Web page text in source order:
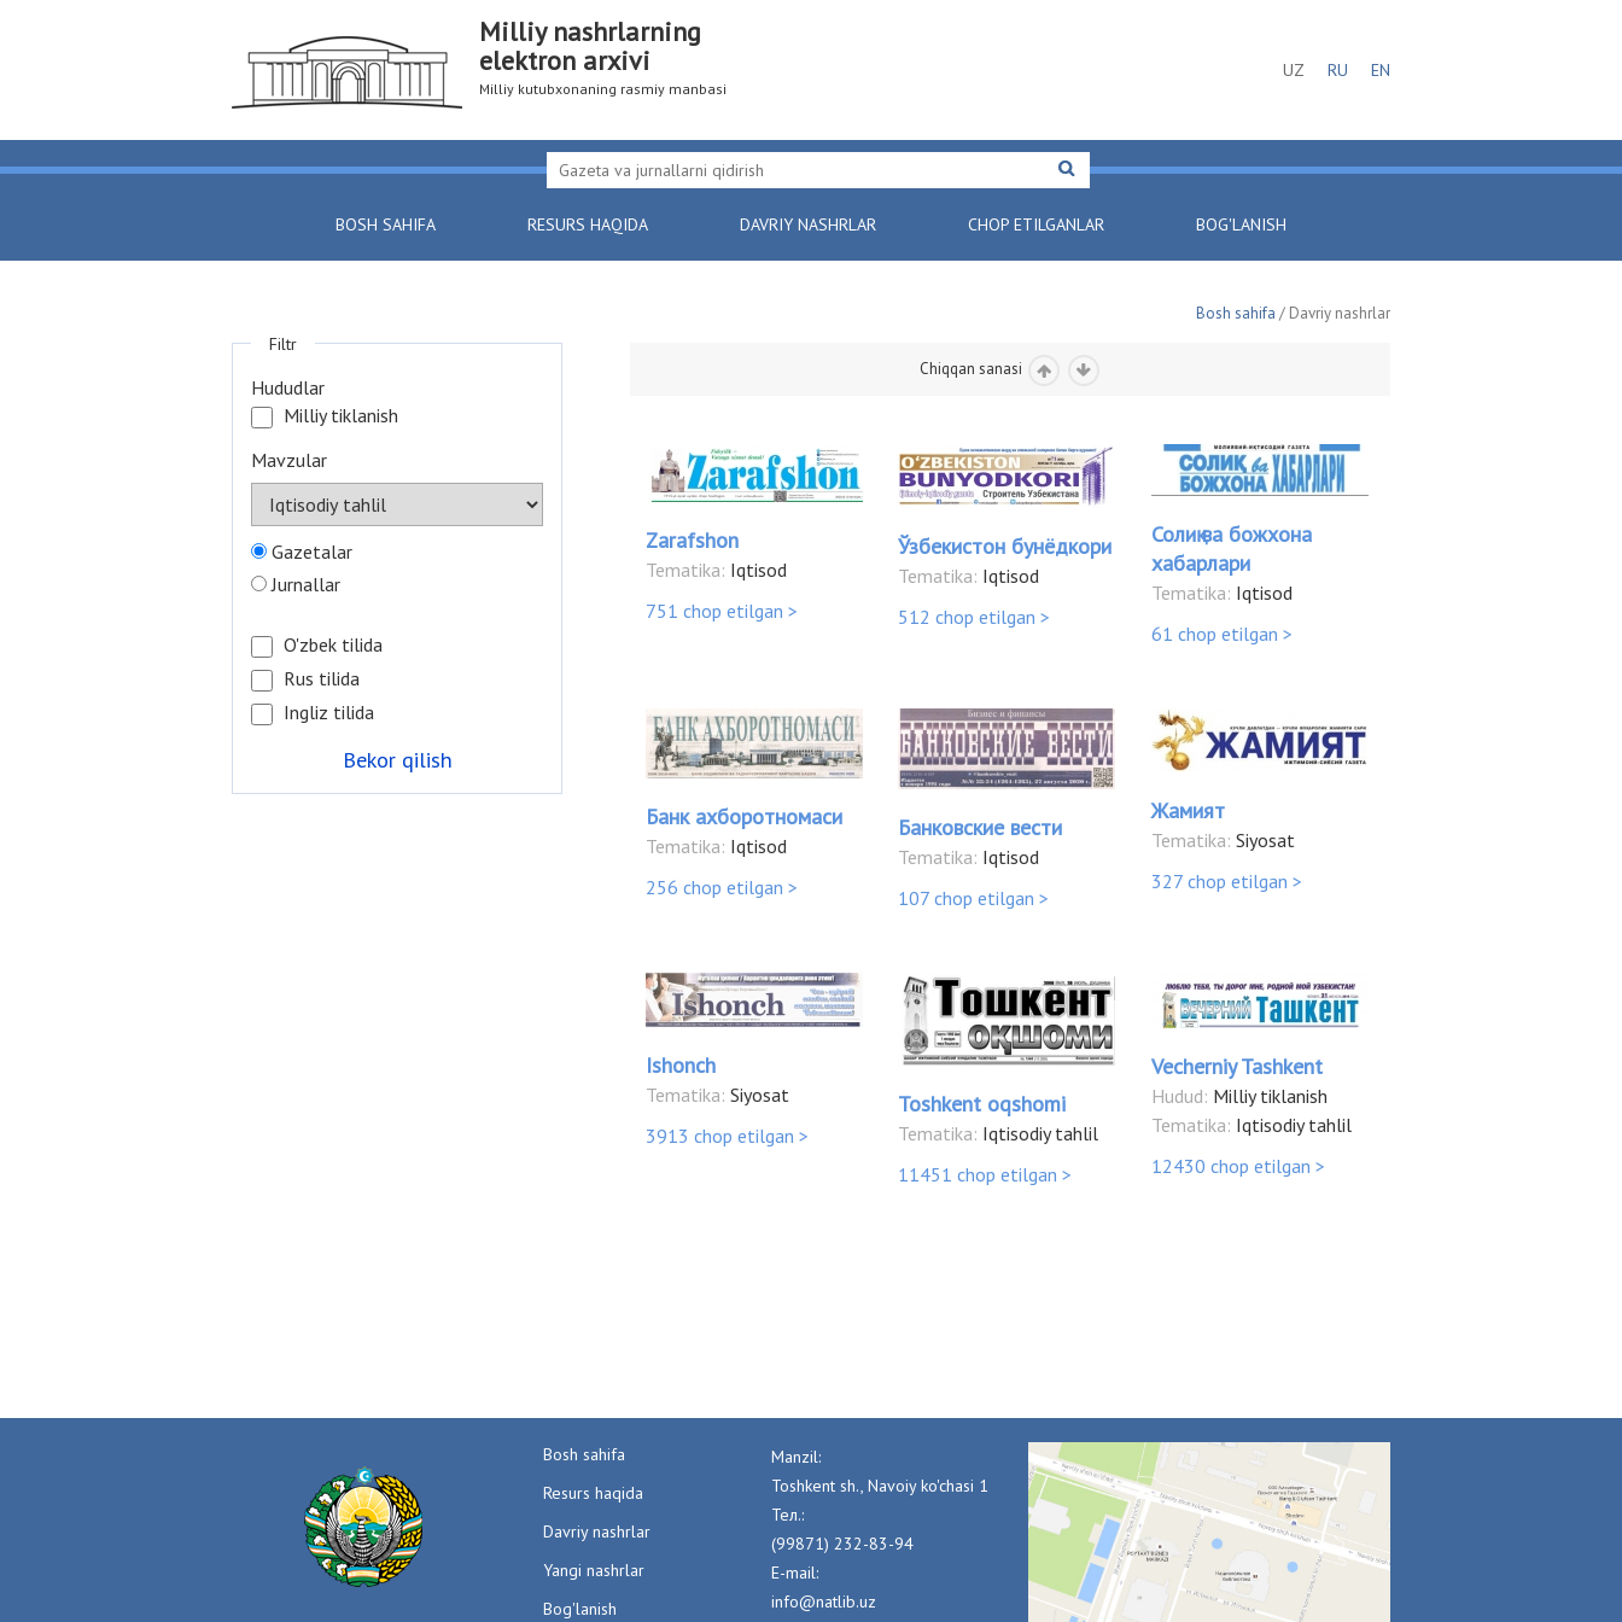
Milliy nashrlarning
elektron arxivi
Milliy kutubxonaning rasmiy manbasi
UZ RU EN
BOSH SAHIFA RESURS HAQIDA DAVRIY NASHRLAR CHOP ETILGANLAR BOG'LANISH
Bosh sahifa / Davriy nashrlar
Chiqqan sanasi
Zarafshon
Tematika: Iqtisod
751 chop etilgan >
Ўзбекистон бунёдкори
Tematika: Iqtisod
512 chop etilgan >
Солиқ ва божхона
хабарлари
Tematika: Iqtisod
61 chop etilgan >
Банк ахборотномаси
Tematika: Iqtisod
256 chop etilgan >
Банковские вести
Tematika: Iqtisod
107 chop etilgan >
Жамият
Tematika: Siyosat
327 chop etilgan >
Ishonch
Tematika: Siyosat
3913 chop etilgan >
Toshkent oqshomi
Tematika: Iqtisodiy tahlil
11451 chop etilgan >
Vecherniy Tashkent
Hudud: Milliy tiklanish
Tematika: Iqtisodiy tahlil
12430 chop etilgan >
Filtr
Hududlar
Milliy tiklanish
Mavzular
Gazetalar
Jurnallar
O'zbek tilida
Rus tilida
Ingliz tilida
Bekor qilish
Bosh sahifa
Resurs haqida
Davriy nashrlar
Yangi nashrlar
Bog'lanish
Manzil:
Toshkent sh., Navoiy ko'chasi 1
Тел.:
(99871) 232-83-94
E-mail:
info@natlib.uz